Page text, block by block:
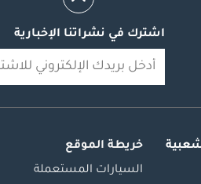
اشترك في نشراتنا الإخبارية
خريطة الموقع
السيارات المستعملة